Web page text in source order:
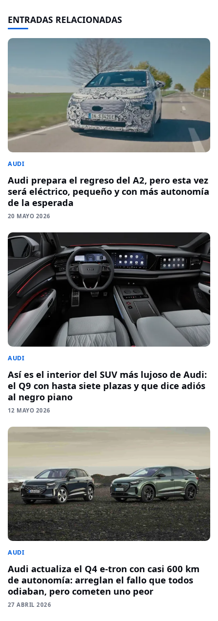
ENTRADAS RELACIONADAS
AUDI
Audi prepara el regreso del A2, pero esta vez
será eléctrico, pequeño y con más autonomía
de la esperada
20 MAYO 2026
AUDI
Así es el interior del SUV más lujoso de Audi:
el Q9 con hasta siete plazas y que dice adiós
al negro piano
12 MAYO 2026
AUDI
Audi actualiza el Q4 e-tron con casi 600 km
de autonomía: arreglan el fallo que todos
odiaban, pero cometen uno peor
27 ABRIL 2026